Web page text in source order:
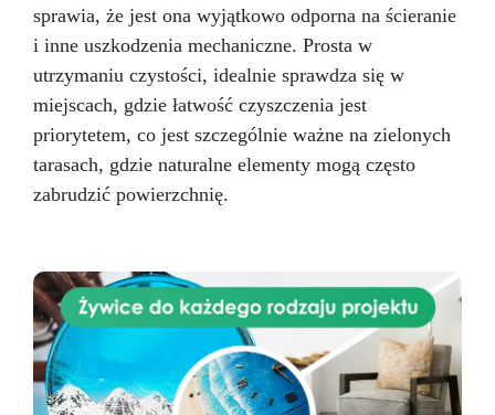
sprawia, że jest ona wyjątkowo odporna na ścieranie
i inne uszkodzenia mechaniczne. Prosta w
utrzymaniu czystości, idealnie sprawdza się w
miejscach, gdzie łatwość czyszczenia jest
priorytetem, co jest szczególnie ważne na zielonych
tarasach, gdzie naturalne elementy mogą często
zabrudzić powierzchnię.